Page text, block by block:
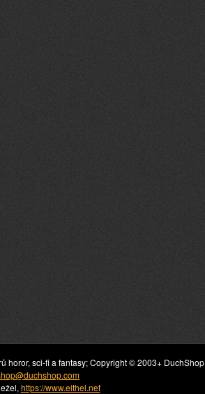
horor, sci-fi a fantasy; Copyright © 2003+ DuchShop
https://www.eithel.net